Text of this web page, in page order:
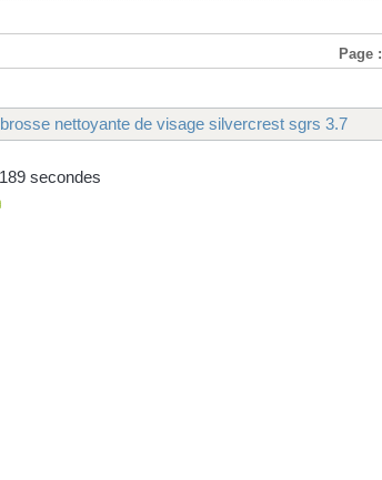
Page :
brosse nettoyante de visage silvercrest sgrs 3.7
secondes